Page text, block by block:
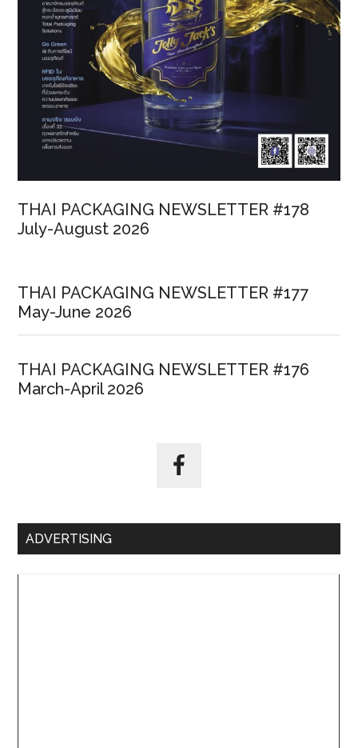
THAI PACKAGING NEWSLETTER #178
July-August 2026
THAI PACKAGING NEWSLETTER #177
May-June 2026
THAI PACKAGING NEWSLETTER #176
March-April 2026
ADVERTISING